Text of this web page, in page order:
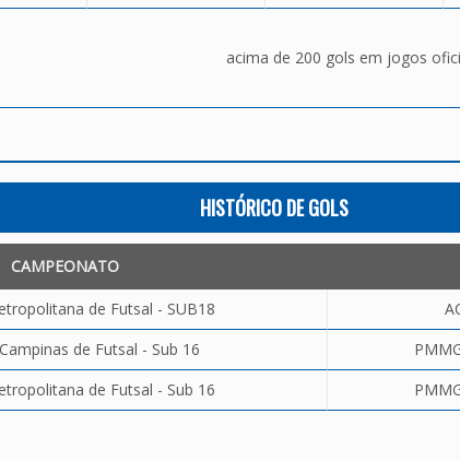
acima de 200 gols em jogos
HISTÓRICO DE GOLS
CAMPEONATO
de Futsal - SUB18
de Futsal - Sub 16
de Futsal - Sub 16